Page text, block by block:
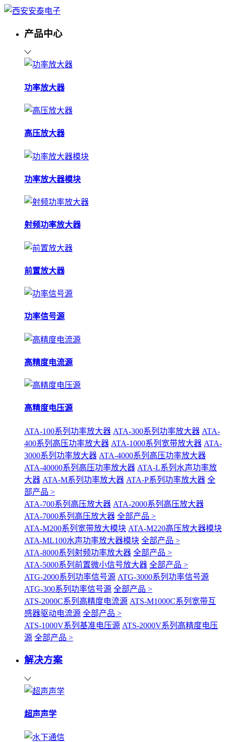
产品中心
功率放大器
高压放大器
功率放大器模块
射频功率放大器
前置放大器
功率信号源
高精度电流源
高精度电压源
ATA-100系列功率放大器 ATA-300系列功率放大器 ATA-
400系列高压功率放大器 ATA-1000系列宽带放大器 ATA-
3000系列功率放大器 ATA-4000系列高压功率放大器
ATA-40000系列高压功率放大器 ATA-L系列水声功率放
大器 ATA-M系列功率放大器 ATA-P系列功率放大器 全
部产品 >
ATA-700系列高压放大器 ATA-2000系列高压放大器
ATA-7000系列高压放大器 全部产品 >
ATA-M200系列宽带放大模块 ATA-M220高压放大器模块
ATA-ML100水声功率放大器模块 全部产品 >
ATA-8000系列射频功率放大器 全部产品 >
ATA-5000系列前置微小信号放大器 全部产品 >
ATG-2000系列功率信号源 ATG-3000系列功率信号源
ATG-300系列功率信号源 全部产品 >
ATS-2000C系列高精度电流源 ATS-M1000C系列宽带互
感器驱动电流源 全部产品 >
ATS-1000V系列基准电压源 ATS-2000V系列高精度电压
源 全部产品 >
解决方案
超声声学